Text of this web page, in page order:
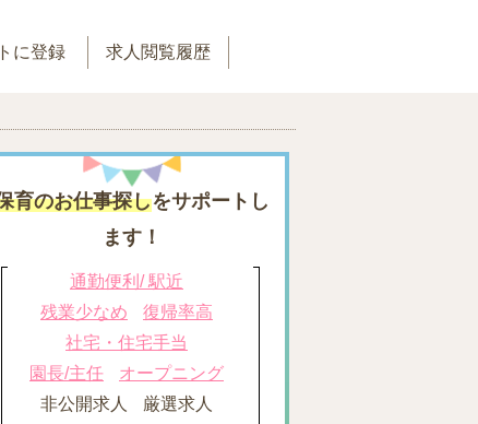
に登録 求人閲覧履歴
育のお仕事探しをサポートし
ます！
通勤便利/ 駅近
残業少なめ
復帰率高
社宅・住宅手当
園長/主任
オープニング
非公開求人
厳選求人